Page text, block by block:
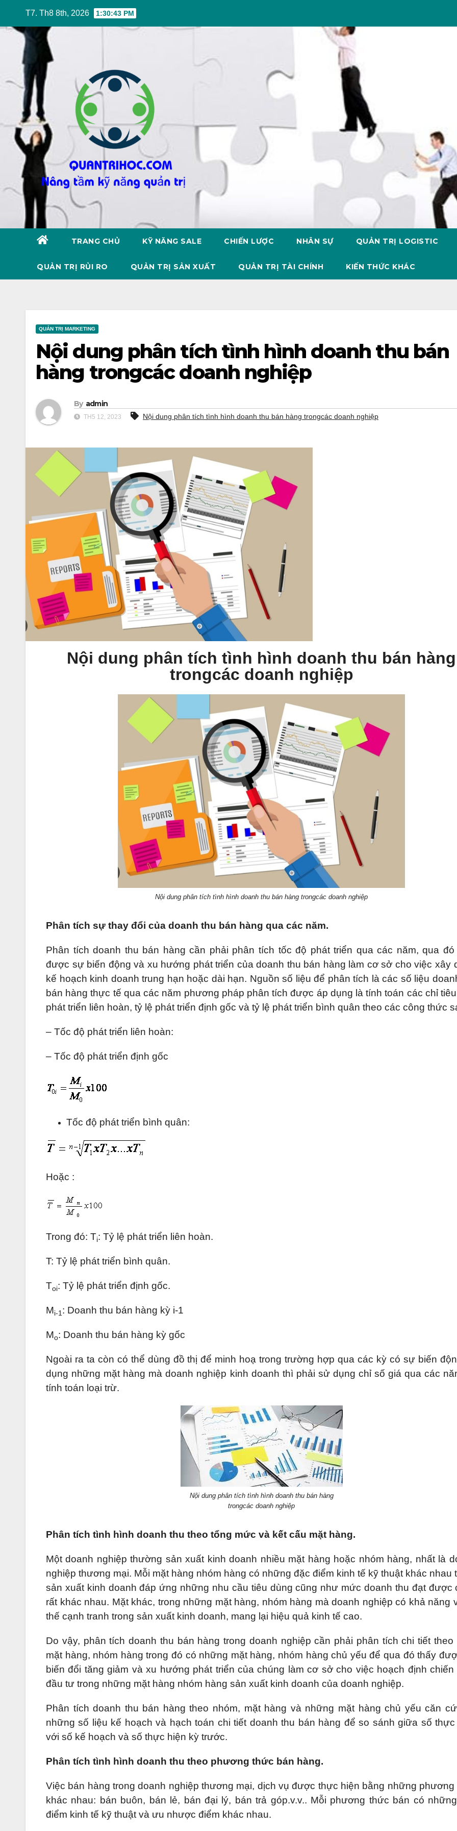
content
T7. Th8 8th, 2026 1:30:44 PM
TRANG CHỦ KỸ NĂNG SALE CHIẾN LƯỢC NHÂN SỰ QUẢN TRỊ LOGISTIC
QUẢN TRỊ RỦI RO QUẢN TRỊ SẢN XUẤT QUẢN TRỊ TÀI CHÍNH KIẾN THỨC KHÁC
QUẢN TRỊ MARKETING
Nội dung phân tích tình hình doanh thu bán
hàng trongcác doanh nghiệp
By admin
TH5 12, 2023 Nội dung phân tích tình hình doanh thu bán hàng trongcác doanh nghiệp
Nội dung phân tích tình hình doanh thu bán hàng
trongcác doanh nghiệp
Nội dung phân tích tình hình doanh thu bán hàng trongcác doanh nghiệp
Phân tích sự thay đổi của doanh thu bán hàng qua các năm.
Phân tích doanh thu bán hàng cần phải phân tích tốc độ phát triển qua các năm, qua đó
được sự biến động và xu hướng phát triển của doanh thu bán hàng làm cơ sở cho việc xây
kế hoạch kinh doanh trung hạn hoặc dài hạn. Nguồn số liệu để phân tích là các số liệu
bán hàng thực tế qua các năm phương pháp phân tích được áp dụng là tính toán các chỉ
phát triển liên hoàn, tỷ lệ phát triển định gốc và tỷ lệ phát triển bình quân theo các công thức
– Tốc độ phát triển liên hoàn:
– Tốc độ phát triển định gốc
Tốc độ phát triển bình quân:
Hoặc :
Trong đó: Ti: Tỷ lệ phát triển liên hoàn.
T: Tỷ lệ phát triển bình quân.
Toi: Tỷ lệ phát triển định gốc.
Mi-1 : Doanh thu bán hàng kỳ i-1
Mo: Doanh thu bán hàng kỳ gốc
Ngoài ra ta còn có thể dùng đồ thị để minh hoạ trong trường hợp qua các kỳ có sự biến
dụng những mặt hàng mà doanh nghiệp kinh doanh thì phải sử dụng chỉ số giá qua các
tính toán loại trừ.
Nội dung phân tích tình hình doanh thu bán hàng
trongcác doanh nghiệp
Phân tích tình hình doanh thu theo tổng mức và kết cấu mặt hàng.
Một doanh nghiệp thường sản xuất kinh doanh nhiều mặt hàng hoặc nhóm hàng, nhất là
nghiệp thương mại. Mỗi mặt hàng nhóm hàng có những đặc điểm kinh tế kỹ thuật khác nhau
sản xuất kinh doanh đáp ứng những nhu cầu tiêu dùng cũng như mức doanh thu đạt được
rất khác nhau. Mặt khác, trong những mặt hàng, nhóm hàng mà doanh nghiệp có khả năng
thế cạnh tranh trong sản xuất kinh doanh, mang lại hiệu quả kinh tế cao.
Do vậy, phân tích doanh thu bán hàng trong doanh nghiệp cần phải phân tích chi tiết theo
mặt hàng, nhóm hàng trong đó có những mặt hàng, nhóm hàng chủ yếu để qua đó thấy
biến đổi tăng giảm và xu hướng phát triển của chúng làm cơ sở cho việc hoạch định
đầu tư trong những mặt hàng nhóm hàng sản xuất kinh doanh của doanh nghiệp.
Phân tích doanh thu bán hàng theo nhóm, mặt hàng và những mặt hàng chủ yếu căn
những số liệu kế hoạch và hạch toán chi tiết doanh thu bán hàng để so sánh giữa số thực
với số kế hoạch và số thực hiện kỳ trước.
Phân tích tình hình doanh thu theo phương thức bán hàng.
Việc bán hàng trong doanh nghiệp thương mại, dịch vụ được thực hiện bằng những
khác nhau: bán buôn, bán lẻ, bán đại lý, bán trả góp.v.v.. Mỗi phương thức bán có
điểm kinh tế kỹ thuật và ưu nhược điểm khác nhau.